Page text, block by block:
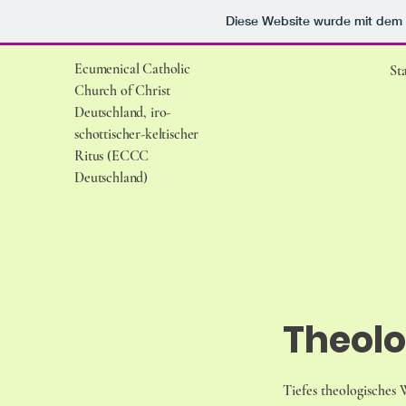
Diese Website wurde mit
Ecumenical Catholic
Church of Christ
Deutschland, iro-
schottischer-keltischer
Ritus (ECCC
Deutschland)
Tiefes